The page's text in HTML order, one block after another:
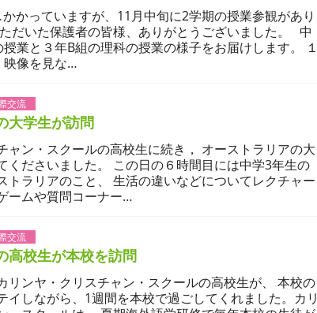
かっていますが、11月中旬に2学期の授業参観があり
だいた保護者の皆様、ありがとうございました。 中
業と３年B組の理科の授業の様子をお届けします。 １
映像を見な…
交流
大学生が訪問
ャン・スクールの高校生に続き， オーストラリアの大
くださいました。 この日の６時間目には中学3年生の
トラリアのこと、 生活の違いなどについてレクチャー
ームや質問コーナー…
交流
高校生が本校を訪問
リンヤ・クリスチャン・スクールの高校生が、 本校の
イしながら、1週間を本校で過ごしてくれました。カリ